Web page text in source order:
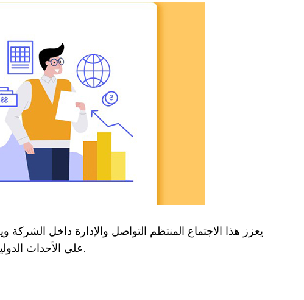
يعزز هذا الاجتماع المنتظم التواصل والإدارة داخل
على الأحداث الدولية الجارية بسرعة وتعديل اتجاهنا الاستراتيجي وفقًا للوضع الدولي.